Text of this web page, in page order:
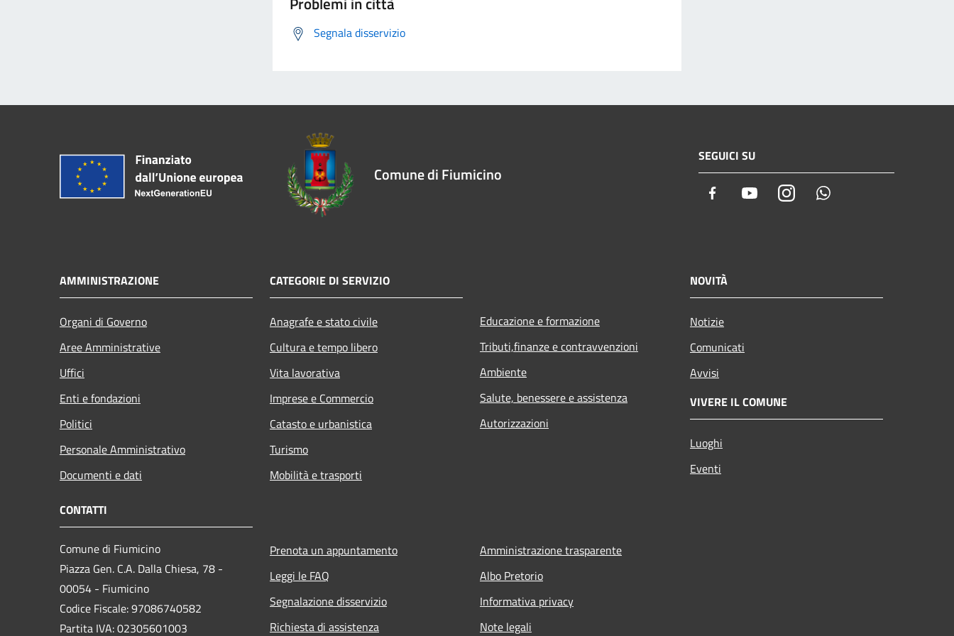
Segnala disservizio
Comune di Fiumicino
SEGUICI SU
Facebook YoutubeInstagram
AMMINISTRAZIONE
Organi di Governo
Aree Amministrative
Uffici
Enti e fondazioni
Politici
Personale Amministrativo
Documenti e dati
CATEGORIE DI SERVIZIO
Anagrafe e stato civile
Cultura e tempo libero
Vita lavorativa
Imprese e Commercio
Catasto e urbanistica
Turismo
Mobilità e trasporti
Educazione e formazione
Tributi,finanze e contravvenzioni
Ambiente
Salute, benessere e assistenza
Autorizzazioni
NOVITÀ
Notizie
Comunicati
Avvisi
VIVERE IL COMUNE
Luoghi
Eventi
CONTATTI
Comune di Fiumicino
Piazza Gen. C.A. Dalla Chiesa, 78 -
00054 - Fiumicino
Codice Fiscale: 97086740582
Partita IVA: 02305601003
Prenota un appuntamento
Leggi le FAQ
Segnalazione disservizio
Richiesta di assistenza
Amministrazione trasparente
Albo Pretorio
Informativa privacy
Note legali